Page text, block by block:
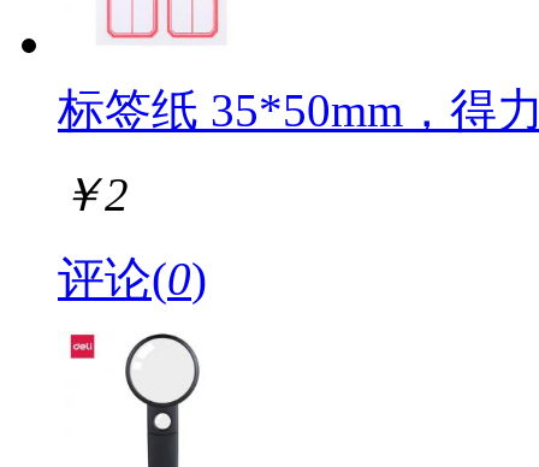
标签纸 35*50mm，得
￥2
评论(0)